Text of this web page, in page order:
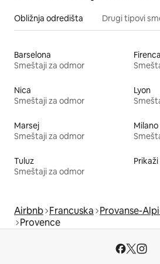
Obližnja odredišta Drugi tipovi
Barselona
Smeštaji za odmor
Firenca
Nica
Smeštaji za odmor
Lyon
Marsej
Smeštaji za odmor
Milano
Tuluz
Smeštaji za odmor
Airbnb Francuska Provanse-
Provence